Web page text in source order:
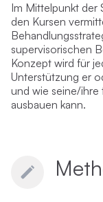
Im Mittelpunkt der
den Kursen
supervisorischen
Konzept wird für
Unterstützung er
und wie seine/ihre
ausbauen kann.